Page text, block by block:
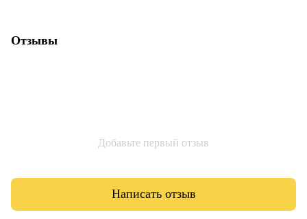
Отзывы
Добавьте первый отзыв
Написать отзыв